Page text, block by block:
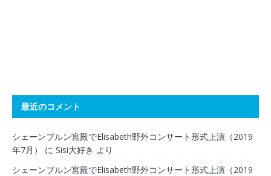
最近のコメント
シェーンブルン宮殿でElisabeth野外コンサート形式上演（2019
年7月）
に Sisi大好き より
シェーンブルン宮殿でElisabeth野外コンサート形式上演（2019